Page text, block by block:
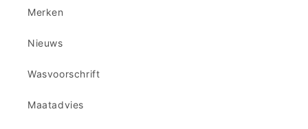
Merken
Nieuws
Wasvoorschrift
Maatadvies